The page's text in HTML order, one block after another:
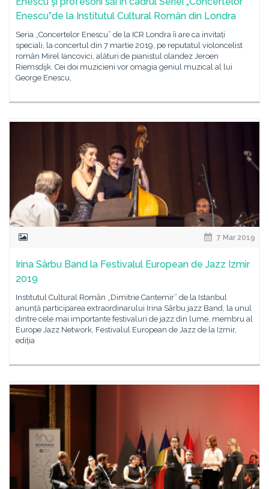
Enescu”de la Institutul Cultural Român din Londra
Seria „Concertelor Enescu” de la ICR Londra îi are ca invitați
speciali, la concertul din 7 martie 2019, pe reputatul violoncelist
român Mirel Iancovici, alături de pianistul olandez Jeroen
Riemsdijk. Cei doi muzicieni vor omagia geniul muzical al lui
George Enescu,
7 Mar 2019
Irina Sârbu Band la Festivalul European de Jazz Izmir
2019
Institutul Cultural Român „Dimitrie Cantemir” de la Istanbul
anunță participarea extraordinarului Irina Sârbu jazz Band, la unul
dintre cele mai importante festivaluri de jazz din lume, membru al
Europe Jazz Network, Festivalul European de Jazz de la Izmir,
ediția